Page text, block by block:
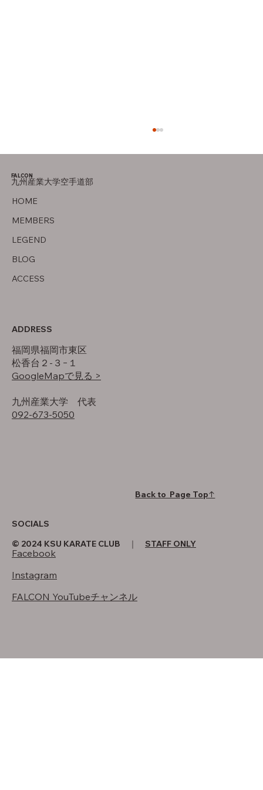
父について
HOME
MEMBERS
LEGEND
BLOG
ACCESS
FALCON
九州産業大学空手道部
ADDRESS
福岡県福岡市東区
松香台２-３−１
GoogleMapで見る >
​九州産業大学 代表
092-673-5050
SOCIALS
Facebook
Instagram
FALCON YouTubeチャンネル
Back to Page Top↑
© 2024 KSU KARATE CLUB ｜ STAFF ONLY